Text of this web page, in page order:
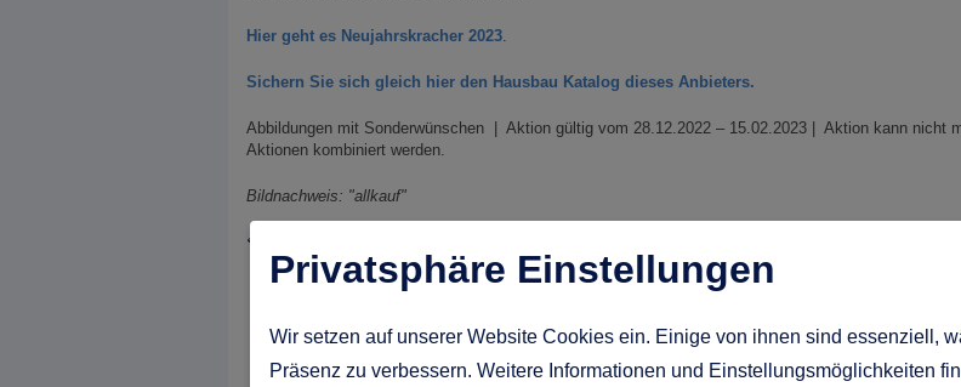
Hier geht es Neujahrskracher 2023.
Sichern Sie sich gleich hier den Hausbau Katalog dieses Anbieters.
Abbildungen mit Sonderwünschen | Aktion gültig vom 28.12.2022 – 15.02.2023 | Aktion kann nicht
Aktionen kombiniert werden.
Bildnachweis: "allkauf"
Privatsphäre Einstellungen
Wir setzen auf unserer Website Cookies ein. Einige von ihnen sind essenziell,
Präsenz zu verbessern. Weitere Informationen und Einstellungsmöglichkeiten